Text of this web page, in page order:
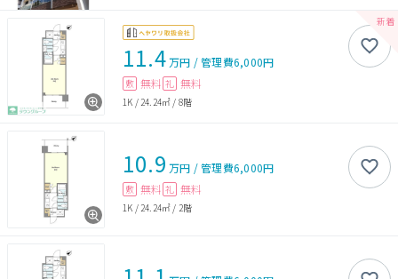
11.4万円 /管理費6,000円
敷 無料 礼 無料
1K /24.24㎡ / 8階
10.9 万円 /管理費6,000円
敷 無料 礼 無料
1K / 24.24㎡ / 2階